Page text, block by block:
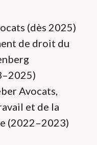
(dès 2025)
de droit du
Avocats,
et de la
(2022–2023)